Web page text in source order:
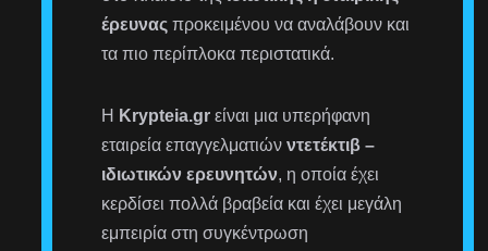
έρευνας προκειμένου να αναλάβουν και
τα πιο περίπλοκα περιστατικά.
Η Krypteia.gr είναι μια υπερήφανη
εταιρεία επαγγελματιώνντετέκτιβ –
ιδιωτικών ερευνητών, η οποία έχει
κερδίσει πολλά βραβεία και έχει μεγάλη
εμπειρία στη συγκέντρωση